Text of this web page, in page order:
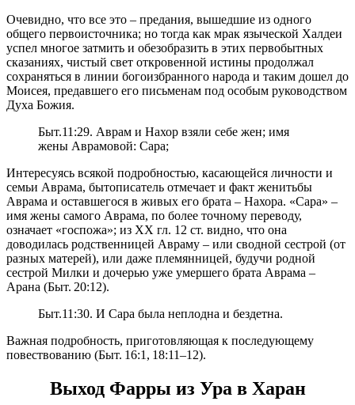
Очевидно, что все это – предания, вышедшие из одного
общего первоисточника; но тогда как мрак языческой Халдеи
успел многое затмить и обезобразить в этих первобытных
сказаниях, чистый свет откровенной истины продолжал
сохраняться в линии богоизбранного народа и таким дошел до
Моисея, предавшего его письменам под особым руководством
Духа Божия.
Быт.11:29. Аврам и Нахор взяли себе жен; имя
жены Аврамовой: Сара;
Интересуясь всякой подробностью, касающейся личности и
семьи Аврама, бытописатель отмечает и факт женитьбы
Аврама и оставшегося в живых его брата – Нахора. «Сара» –
имя жены самого Аврама, по более точному переводу,
означает «госпожа»; из XX гл. 12 ст. видно, что она
доводилась родственницей Авраму – или сводной сестрой (от
разных матерей), или даже племянницей, будучи родной
сестрой Милки и дочерью уже умершего брата Аврама –
Арана (Быт. 20:12).
Быт.11:30. И Сара была неплодна и бездетна.
Важная подробность, приготовляющая к последующему
повествованию (Быт. 16:1, 18:11–12).
Выход Фарры из Ура в Харан